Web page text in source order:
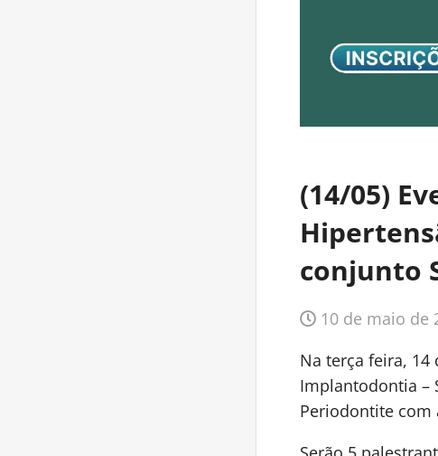
(14/05)
conjunto
10 de maio de
Na terça feira, 14
Implantodontia –
Periodontite com